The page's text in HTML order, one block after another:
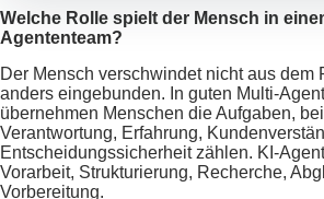
Welche Rolle spielt der Mensch in
Agententeam?
Der Mensch verschwindet nicht aus dem
anders eingebunden. In guten Multi-
übernehmen Menschen die Aufgaben,
Verantwortung, Erfahrung,
Entscheidungssicherheit zählen. KI-
Vorarbeit, Strukturierung, Recherche,
Vorbereitung.